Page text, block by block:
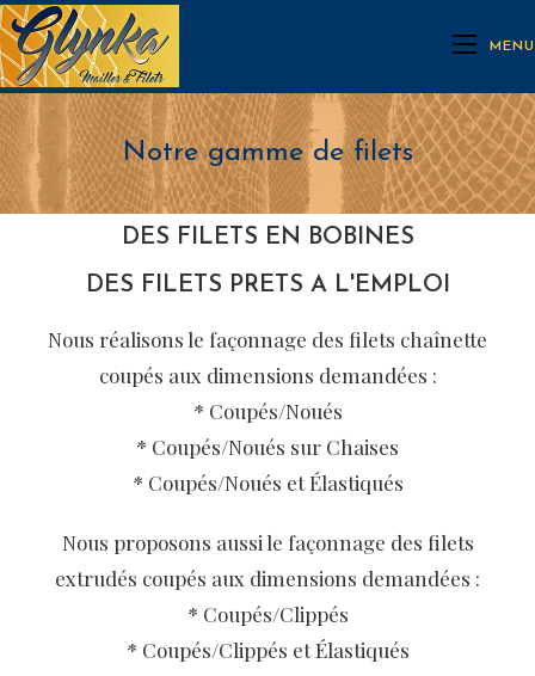
MENU
Notre gamme de filets
DES FILETS EN BOBINES
DES FILETS PRETS A L'EMPLOI
Nous réalisons le façonnage des filets chaînette
coupés aux dimensions demandées :
* Coupés/Noués
* Coupés/Noués sur Chaises
* Coupés/Noués et Élastiqués
Nous proposons aussi le façonnage des filets
extrudés coupés aux dimensions demandées :
* Coupés/Clippés
* Coupés/Clippés et Élastiqués